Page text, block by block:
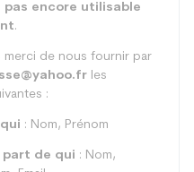
pas encore utilisable
.
merci de nous fournir par
les
:
: Nom, Prénom
part de qui : Nom,